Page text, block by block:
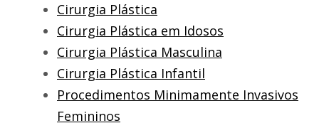
Cirurgia Plástica
Cirurgia Plástica em Idosos
Cirurgia Plástica Masculina
Cirurgia Plástica Infantil
Procedimentos Minimamente Invasivos
Femininos